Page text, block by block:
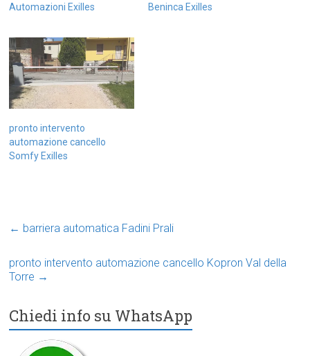
Automazioni Exilles
Beninca Exilles
pronto intervento
automazione cancello
Somfy Exilles
← barriera automatica Fadini Prali
pronto intervento automazione cancello Kopron Val della
Torre →
Chiedi info su WhatsApp